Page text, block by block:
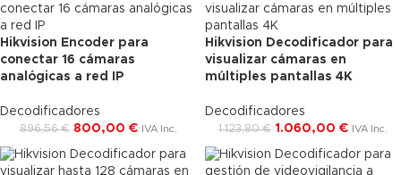
-11%
Envío Gratis
Hikvision Encoder para
conectar 16 cámaras
analógicas a red IP
Decodificadores
896,56€ 800,00 € IVA Inc.
-6%
Envío Gratis
Hikvision Decodificador para
visualizar cámaras en
múltiples pantallas 4K
Decodificadores
1.123,80€ 1.060,00 € IVA Inc.